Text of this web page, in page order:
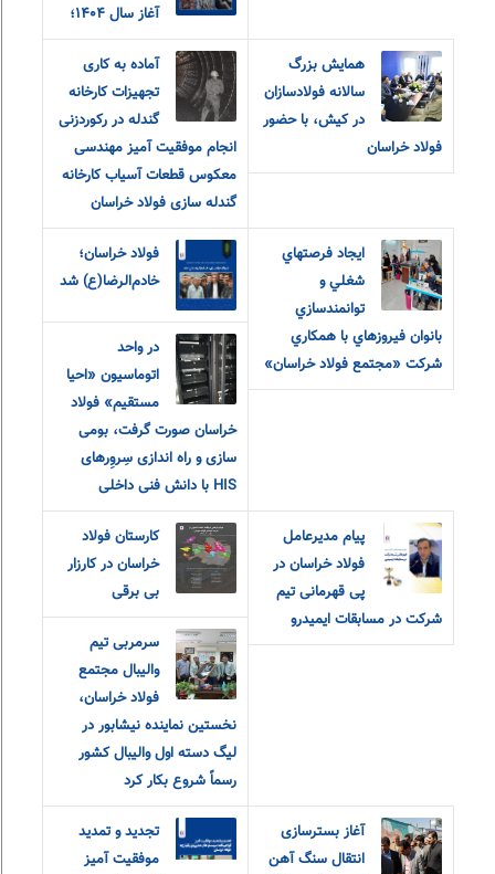
آغاز سال ۱۴۰۴؛
همایش بزرگ
سالانه فولادسازان
در کیش، با حضور
فولاد خراسان
آماده به کاری
تجهیزات کارخانه
گندله در رکوردزنی
انجام موفقیت آمیز مهندسی
معکوس قطعات آسیاب کارخانه
گندله سازی فولاد خراسان
ايجاد فرصتهاي
شغلي و
توانمندسازي
بانوان فيروزهاي با همکاري
شرکت «مجتمع فولاد خراسان»
فولاد خراسان؛
خادم‌الرضا(ع) شد
در واحد
اتوماسیون «احیا
مستقیم» فولاد
خراسان صورت گرفت، بومی
سازی و راه اندازی سِروِرهای
HIS با دانش فنی داخلی
پیام مدیرعامل
فولاد خراسان در
پی قهرمانی تیم
شرکت در مسابقات ایمیدرو
کارستان فولاد
خراسان در کارزار
بی برقی
سرمربی تیم
والیبال مجتمع
فولاد خراسان،
نخستین نماینده نیشابور در
لیگ دسته اول والیبال کشور
رسماً شروع بکار کرد
آغاز بسترسازی
انتقال سنگ آهن
تجدید و تمدید
موفقیت آمیز